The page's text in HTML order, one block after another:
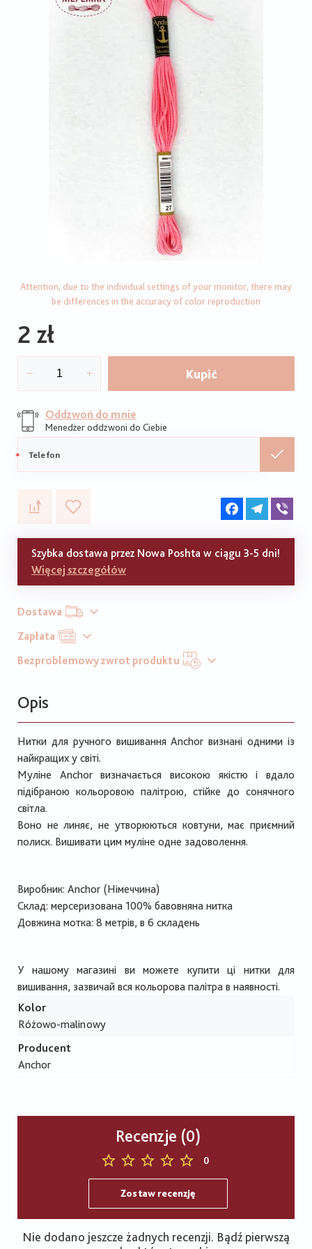
Attention, due to the individual settings of your monitor, there may
be differences in the accuracy of color reproduction
2 zł
Kupić
Oddzwoń do mnie
Menedżer oddzwoni do Ciebie
komórkowy
FacebookTelegram
Szybka dostawa przez Nowa Poshta w ciągu 3-5 dni!
Więcej szczegółów
Dostawa
Zapłata
Bezproblemowy zwrot produktu
Opis
Нитки для ручного вишивання Anchor визнані одними із
найкращих у світі.
Муліне Anchor визначається високою якістю і вдало
підібраною кольоровою палітрою, стійке до сонячного
світла.
Воно не линяє, не утворюються ковтуни, має приємний
полиск. Вишивати цим муліне одне задоволення.
Виробник: Anchor (Німеччина)
Склад: мерсеризована 100% бавовняна нитка
Довжина мотка: 8 метрів, в 6 складень
У нашому магазині ви можете купити ці нитки для
вишивання, зазвичай вся кольорова палітра в наявності.
Kolor
Różowo-malinowy
Producent
Anchor
Recenzje (0)
0
Zostaw recenzję
Nie dodano jeszcze żadnych recenzji. Bądź pierwszą